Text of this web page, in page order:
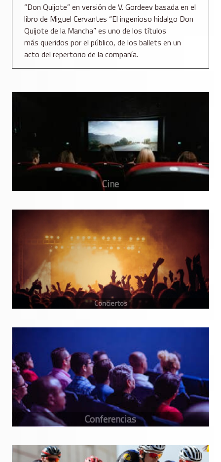
“Don Quijote” en versión de V. Gordeev basada en el
libro de Miguel Cervantes “El ingenioso hidalgo Don
Quijote de la Mancha” es uno de los títulos
más queridos por el público, de los ballets en un
acto del repertorio de la compañía.